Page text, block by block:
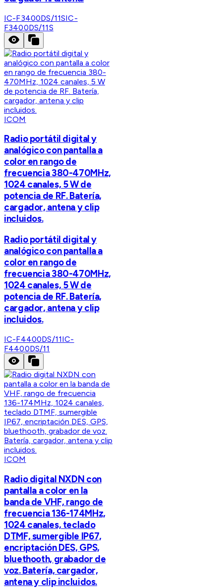
IC-F3400DS/11SIC-
F3400DS/11S
ICOM
Radio portátil digital y
analógico con pantalla a
color en rango de
frecuencia 380-470MHz,
1024 canales, 5 W de
potencia de RF. Batería,
cargador, antena y clip
incluidos.
Radio portátil digital y
analógico con pantalla a
color en rango de
frecuencia 380-470MHz,
1024 canales, 5 W de
potencia de RF. Batería,
cargador, antena y clip
incluidos.
IC-F4400DS/11IC-
F4400DS/11
ICOM
Radio digital NXDN con
pantalla a color en la
banda de VHF, rango de
frecuencia 136-174MHz,
1024 canales, teclado
DTMF, sumergible IP67,
encriptación DES, GPS,
bluethooth, grabador de
voz. Batería, cargador,
antena y clip incluidos.